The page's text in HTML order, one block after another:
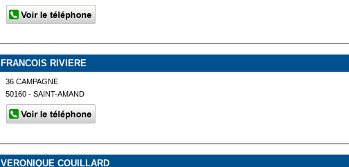
FRANCOIS RIVIERE
36 CAMPAGNE
50160 - SAINT-AMAND
VERONIQUE COUILLARD